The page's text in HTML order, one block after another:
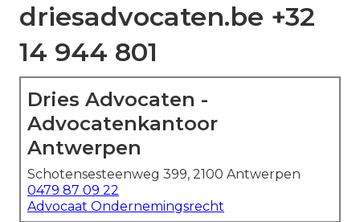
driesadvocaten.be +32
14 944 801
Dries Advocaten -
Advocatenkantoor
Antwerpen
Schotensesteenweg 399, 2100 Antwerpen
0479 87 09 22
Advocaat Ondernemingsrecht